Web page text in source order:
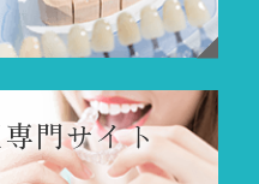
専門サイト